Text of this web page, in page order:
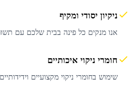
ניקיון יסודי ומקיף
אנו מנקים כל פינה בבית שלכם עם
חומרי ניקוי איכותיים
שימוש בחומרי ניקוי מקצועיים